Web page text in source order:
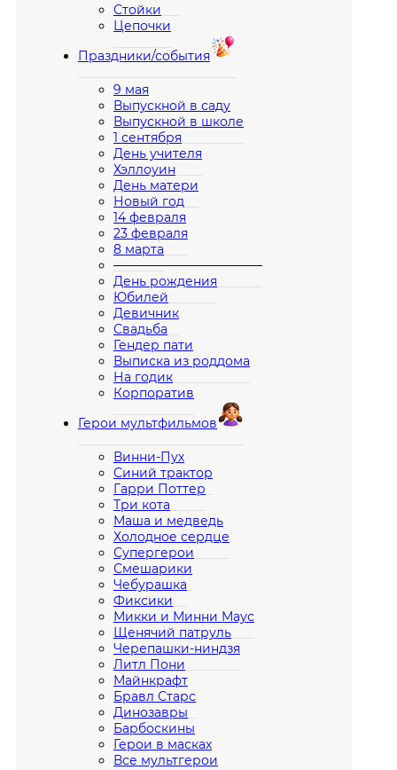
Стойки
Цепочки
Праздники/события
9 мая
Выпускной в саду
Выпускной в школе
1 сентября
День учителя
Хэллоуин
День матери
Новый год
14 февраля
23 февраля
8 марта
————————————
День рождения
Юбилей
Девичник
Свадьба
Гендер пати
Выписка из роддома
На годик
Корпоратив
Герои мультфильмов
Винни-Пух
Синий трактор
Гарри Поттер
Три кота
Маша и медведь
Холодное сердце
Супергерои
Смешарики
Чебурашка
Фиксики
Микки и Минни Маус
Щенячий патруль
Черепашки-ниндзя
Литл Пони
Майнкрафт
Бравл Старс
Динозавры
Барбоскины
Герои в масках
Все мультгерои